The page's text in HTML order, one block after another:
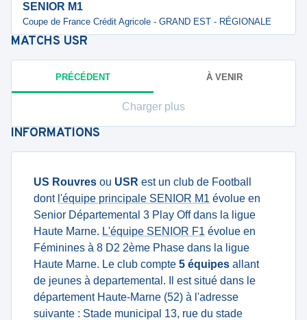
SENIOR M1
Coupe de France Crédit Agricole - GRAND EST - RÉGIONALE
MATCHS USR
PRÉCÉDENT À VENIR
Charger plus
INFORMATIONS
US Rouvres ou USR est un club de Football
dont l'équipe principale SENIOR M1 évolue en
Senior Départemental 3 Play Off dans la ligue
Haute Marne. L'équipe SENIOR F1 évolue en
Féminines à 8 D2 2ème Phase dans la ligue
Haute Marne. Le club compte 5 équipes allant
de jeunes à departemental. Il est situé dans le
département Haute-Marne (52) à l'adresse
suivante : Stade municipal 13, rue du stade